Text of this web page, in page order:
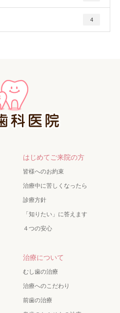
4
はじめてご来院の方
皆様へのお約束
治療中に苦しくなったら
診療方針
「知りたい」に答えます
４つの安心
治療について
むし歯の治療
治療へのこだわり
前歯の治療